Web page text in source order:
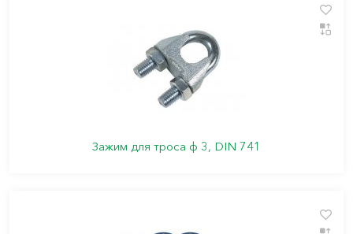
Зажим для троса ф 3, DIN 741